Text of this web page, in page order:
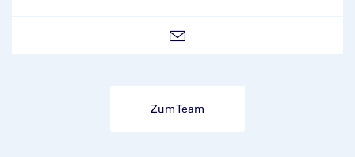
Zum Team